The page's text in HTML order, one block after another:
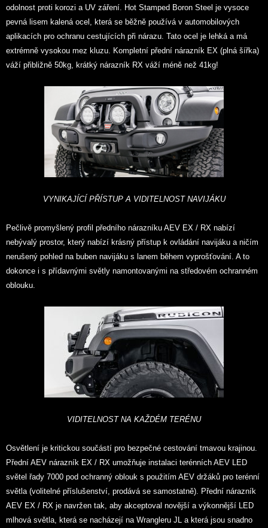
odolnost proti korozi a UV záření. Hot Stamped Boron Steel je vysoce
pevná lisem kalená ocel, která se běžně používá v automobilových
aplikacích pro ochranu cestujících při nárazu. Tato ocel je lehká a má
extrémně vysokou mez kluzu. Kompletní přední nárazník EX (plná šířka)
váží přibližně 50kg, krátký nárazník RX váží méně než 41kg!
VYNIKAJÍCÍ PŘÍSTUP A VIDITELNOST NAVIJÁKU
Pečlivě promyšlený profil předního nárazníku AEV EX / RX nabízí
nebývalý prostor, který nabízí krásný přístup k ovládání navijáku a ničím
nerušený pohled na buben navijáku s lanem během vyprošťování. A to
dokonce i s přídavnými světly namontovanými na středovém ochranném
oblouku.
VIDITELNOST NA KAŽDÉM TERÉNU
Osvětlení je kritickou součástí pro bezpečné cestování tmavou krajinou.
Přední AEV nárazník EX / RX umožňuje instalaci terénních AEV LED
světel řady 7000 pod ochranný oblouk s použitím AEV držáků pro terénní
světla (volitelné příslušenství, prodává se samostatně). Přední nárazník
AEV EX / RX je navržen tak, aby akceptoval novější a výkonnější LED
mlhová světla, která se nacházejí na Wrangleru JL a která jsou snadno